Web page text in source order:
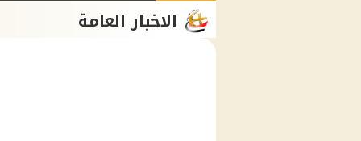
الاخبار العامة